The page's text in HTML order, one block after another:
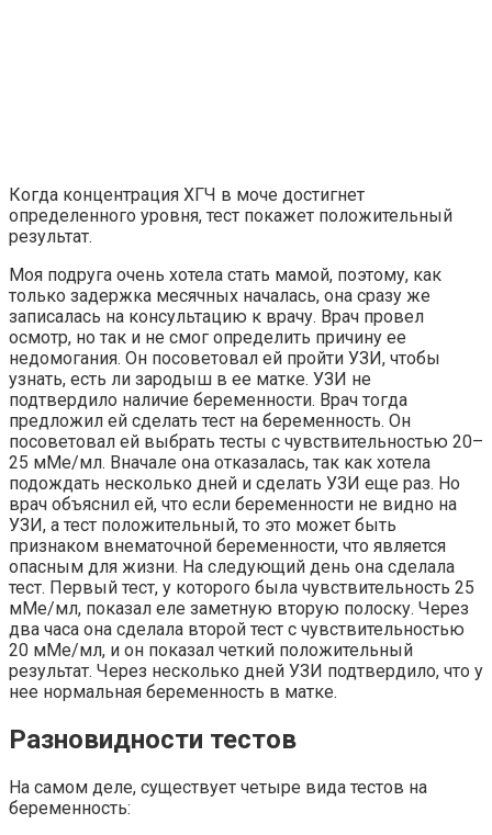
Когда концентрация ХГЧ в моче достигнет
определенного уровня, тест покажет положительный
результат.
Моя подруга очень хотела стать мамой, поэтому, как
только задержка месячных началась, она сразу же
записалась на консультацию к врачу. Врач провел
осмотр, но так и не смог определить причину ее
недомогания. Он посоветовал ей пройти УЗИ, чтобы
узнать, есть ли зародыш в ее матке. УЗИ не
подтвердило наличие беременности. Врач тогда
предложил ей сделать тест на беременность. Он
посоветовал ей выбрать тесты с чувствительностью 20–
25 мМе/мл. Вначале она отказалась, так как хотела
подождать несколько дней и сделать УЗИ еще раз. Но
врач объяснил ей, что если беременности не видно на
УЗИ, а тест положительный, то это может быть
признаком внематочной беременности, что является
опасным для жизни. На следующий день она сделала
тест. Первый тест, у которого была чувствительность 25
мМе/мл, показал еле заметную вторую полоску. Через
два часа она сделала второй тест с чувствительностью
20 мМе/мл, и он показал четкий положительный
результат. Через несколько дней УЗИ подтвердило, что у
нее нормальная беременность в матке.
Разновидности тестов
На самом деле, существует четыре вида тестов на
беременность: